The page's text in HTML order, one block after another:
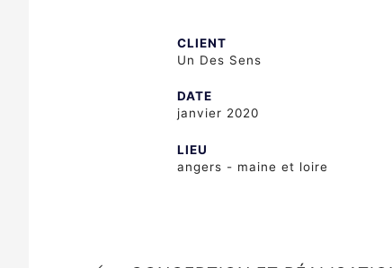
CLIENT
Un Des Sens
DATE
janvier 2020
LIEU
angers - maine et loire